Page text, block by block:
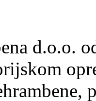
d.o.o.